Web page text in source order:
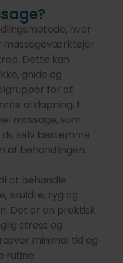
hvor
massageværktøjer
Dette kan
gnide og
for at
afslapning. I
massage, som
selv bestemme
af behandlingen.
at behandle
skuldre, ryg og
Det er en praktisk
stress og
minimal tid og
rutine.